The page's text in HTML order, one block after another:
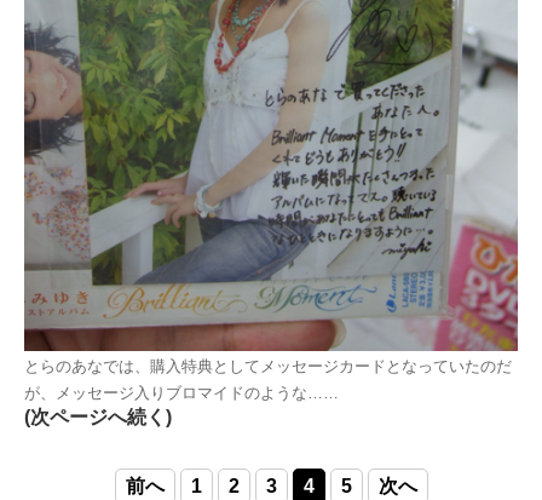
とらのあなでは、購入特典としてメッセージカードとなっていたのだ
が、メッセージ入りブロマイドのような……
(次ページへ続く)
前へ 1 2 3 4 5 次へ